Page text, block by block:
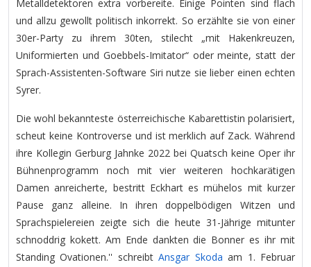
Metalldetektoren extra vorbereite. Einige Pointen sind flach
und allzu gewollt politisch inkorrekt. So erzählte sie von einer
30er-Party zu ihrem 30ten, stilecht „mit Hakenkreuzen,
Uniformierten und Goebbels-Imitator“ oder meinte, statt der
Sprach-Assistenten-Software Siri nutze sie lieber einen echten
Syrer.
Die wohl bekannteste österreichische Kabarettistin polarisiert,
scheut keine Kontroverse und ist merklich auf Zack. Während
ihre Kollegin Gerburg Jahnke 2022 bei Quatsch keine Oper ihr
Bühnenprogramm noch mit vier weiteren hochkarätigen
Damen anreicherte, bestritt Eckhart es mühelos mit kurzer
Pause ganz alleine. In ihren doppelbödigen Witzen und
Sprachspielereien zeigte sich die heute 31-Jährige mitunter
schnoddrig kokett. Am Ende dankten die Bonner es ihr mit
Standing Ovationen.'' schreibtAnsgar Skoda am 1. Februar